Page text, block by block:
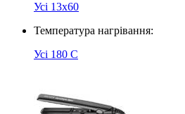
Усі 13x60
Температура нагрівання:
Усі 180 C